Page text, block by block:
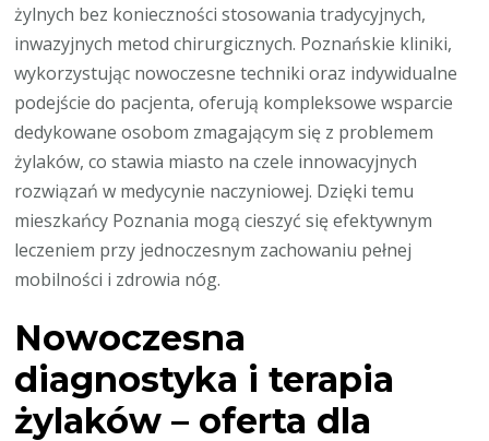
żylnych bez konieczności stosowania tradycyjnych,
inwazyjnych metod chirurgicznych. Poznańskie kliniki,
wykorzystując nowoczesne techniki oraz indywidualne
podejście do pacjenta, oferują kompleksowe wsparcie
dedykowane osobom zmagającym się z problemem
żylaków, co stawia miasto na czele innowacyjnych
rozwiązań w medycynie naczyniowej. Dzięki temu
mieszkańcy Poznania mogą cieszyć się efektywnym
leczeniem przy jednoczesnym zachowaniu pełnej
mobilności i zdrowia nóg.
Nowoczesna
diagnostyka i terapia
żylaków – oferta dla